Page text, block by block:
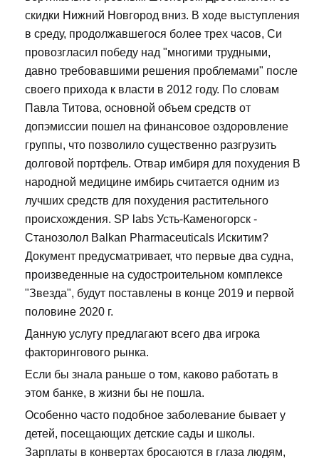
скидки Нижний Новгород вниз. В ходе выступления
в среду, продолжавшегося более трех часов, Си
провозгласил победу над "многими трудными,
давно требовавшими решения проблемами" после
своего прихода к власти в 2012 году. По словам
Павла Титова, основной объем средств от
допэмиссии пошел на финансовое оздоровление
группы, что позволило существенно разгрузить
долговой портфель. Отвар имбиря для похудения В
народной медицине имбирь считается одним из
лучших средств для похудения растительного
происхождения. SP labs Усть-Каменогорск -
Станозолол Balkan Pharmaceuticals Искитим?
Документ предусматривает, что первые два судна,
произведенные на судостроительном комплексе
"Звезда", будут поставлены в конце 2019 и первой
половине 2020 г.
Данную услугу предлагают всего два игрока
факторингового рынка.
Если бы знала раньше о том, каково работать в
этом банке, в жизни бы не пошла.
Особенно часто подобное заболевание бывает у
детей, посещающих детские сады и школы.
Зарплаты в конвертах бросаются в глаза людям,